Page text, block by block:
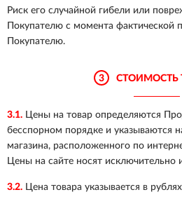
Риск его случайной гибели или
Покупателю с момента фактической
Покупателю.
3 СТОИМОСТЬ
3.1. Цены на товар определяются
бесспорном порядке и указываются
магазина, расположенного по
Цены на сайте носят
3.2. Цена товара указывается в